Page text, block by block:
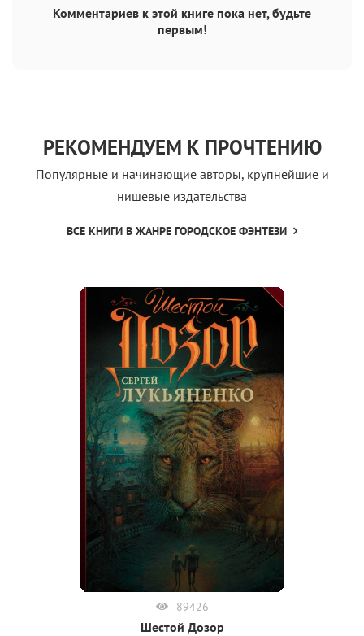
Комментариев к этой книге пока нет, будьте
первым!
РЕКОМЕНДУЕМ К ПРОЧТЕНИЮ
Популярные и начинающие авторы, крупнейшие и
нишевые издательства
ВСЕ КНИГИ В ЖАНРЕ ГОРОДСКОЕ ФЭНТЕЗИ
89426
Шестой Дозор